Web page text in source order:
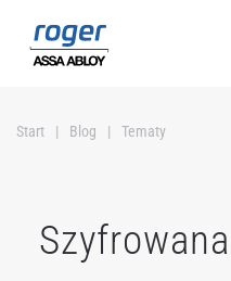
Przejdź do głównej treści
Start Blog Tematy